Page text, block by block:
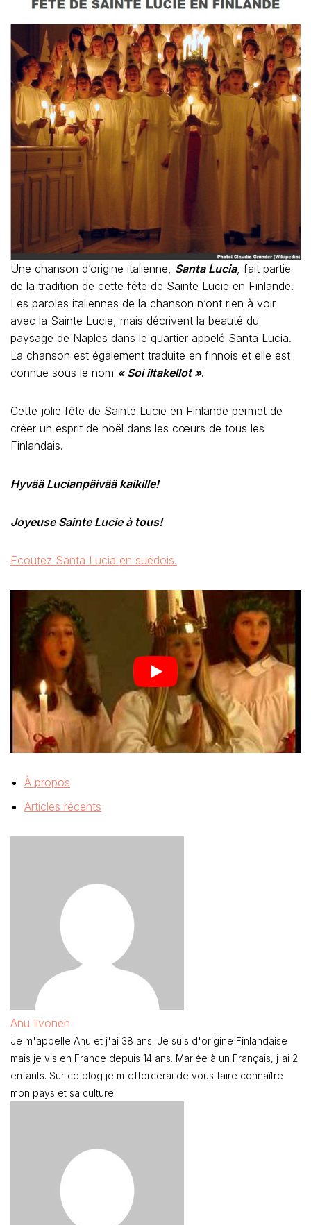
Une chanson d’origine italienne, Santa Lucia, fait partie
de la tradition de cette fête de Sainte Lucie en Finlande.
Les paroles italiennes de la chanson n’ont rien à voir
avec la Sainte Lucie, mais décrivent la beauté du
paysage de Naples dans le quartier appelé Santa Lucia.
La chanson est également traduite en finnois et elle est
connue sous le nom « Soi iltakellot ».
Cette jolie fête de Sainte Lucie en Finlande permet de
créer un esprit de noël dans les cœurs de tous les
Finlandais.
Hyvää Lucianpäivää kaikille!
Joyeuse Sainte Lucie à tous!
Ecoutez Santa Lucia en suédois.
À propos
Articles récents
Anu Iivonen
Je m'appelle Anu et j'ai 38 ans. Je suis d'origine Finlandaise
mais je vis en France depuis 14 ans. Mariée à un Français, j'ai 2
enfants. Sur ce blog je m'efforcerai de vous faire connaître
mon pays et sa culture.